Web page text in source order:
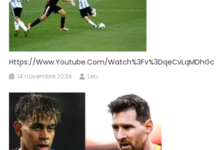
Https://www.youtube.com/watch%3Fv%3DqeCvLqMDhGc
14 novembre 2024 Leo